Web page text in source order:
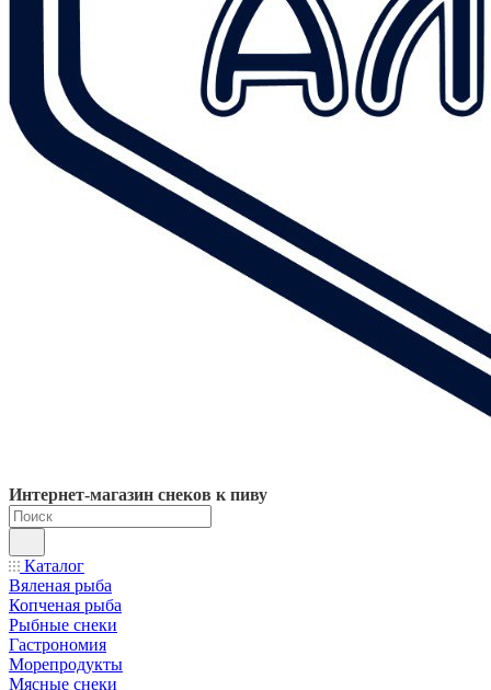
Интернет-магазин снеков к пиву
Каталог
Вяленая рыба
Копченая рыба
Рыбные снеки
Гастрономия
Морепродукты
Мясные снеки